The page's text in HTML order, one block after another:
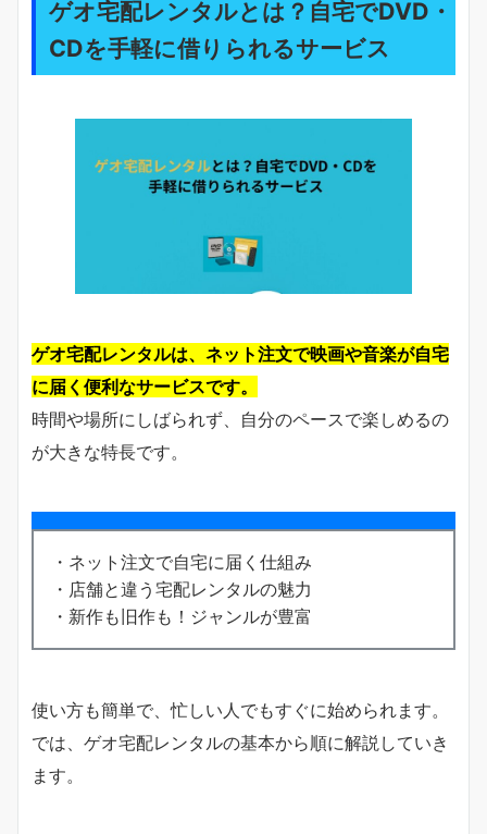
ゲオ宅配レンタルとは？自宅でDVD・
CDを手軽に借りられるサービス
ゲオ宅配レンタルは、ネット注文で映画や音楽が自宅
に届く便利なサービスです。
時間や場所にしばられず、自分のペースで楽しめるの
が大きな特長です。
・ネット注文で自宅に届く仕組み
・店舗と違う宅配レンタルの魅力
・新作も旧作も！ジャンルが豊富
使い方も簡単で、忙しい人でもすぐに始められます。
では、ゲオ宅配レンタルの基本から順に解説していき
ます。